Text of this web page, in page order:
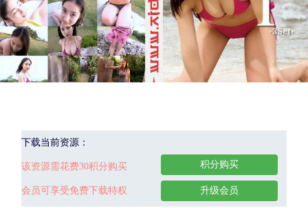
下载当前资源：
该资源需花费30积分购买
会员可享受免费下载特权
积分购买
升级会员